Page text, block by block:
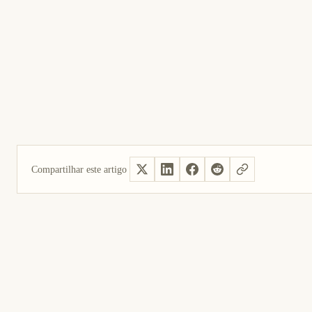
Compartilhar este artigo